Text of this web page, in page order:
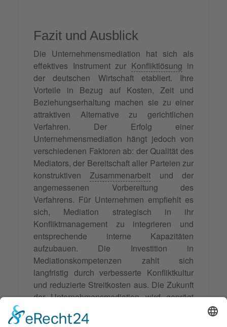
Fazit und Ausblick
Die Unternehmensmediation hat sich als
effektives Instrument zur Konfliktlösung in
der deutschen Wirtschaft etabliert. Ihre
Vorteile in Bezug auf Kosten, Zeit und
Beziehungserhaltung machen sie zu einer
attraktiven Alternative zu gerichtlichen
Verfahren. Der Erfolg einer
Unternehmensmediation hängt jedoch von
verschiedenen Faktoren ab: der Qualität des
Mediators, der Bereitschaft aller Parteien zur
konstruktivenZusammenarbeit und der
angemessenen Vorbereitung des
Verfahrens. Für Unternehmen empfiehlt es
sich, Mediation strategisch in ihr
Konfliktmanagement zu integrieren und
entsprechende interne Kapazitäten
aufzubauen. Die Investition in
Mediationskompetenzen zahlt sich
langfristig durch verbesserte Konfliktkultur
und reduzierte Streitkosten aus. Die Zukunft
der Unternehmensmediation wird geprägt
internationaler Vernetzung und der